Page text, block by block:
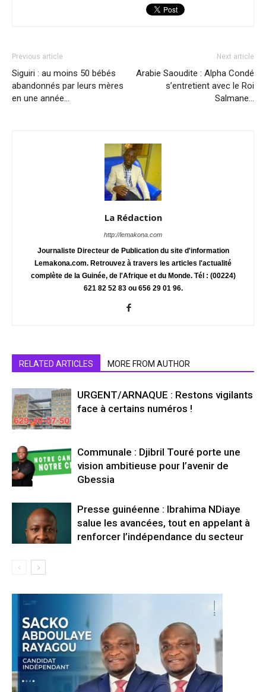
Previous article
Siguiri : au moins 50 bébés
abandonnés par leurs mères
en une année…
Next article
Arabie Saoudite : Alpha Condé
s’entretient avec le Roi
Salmane…
La Rédaction
http://lemakona.com
Journaliste Directeur de Publication du site d'information
Lemakona.com. Retrouvez à travers les articles l'actualité
complète de la Guinée, de l'Afrique et du Monde. Tél : (00224)
621 82 52 83 ou 656 29 01 96.
RELATED ARTICLES MORE FROM AUTHOR
URGENT/ARNAQUE : Restons vigilants
face à certains numéros !
Communale : Djibril Touré porte une
vision ambitieuse pour l’avenir de
Gbessia
Presse guinéenne : Ibrahima NDiaye
salue les avancées, tout en appelant à
renforcer l’indépendance du secteur